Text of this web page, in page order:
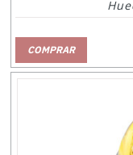
COMPRAR